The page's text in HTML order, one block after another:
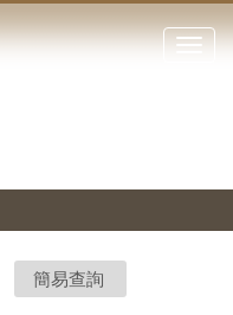
點
閉
站
停、
圖
圖
結
簡易查詢